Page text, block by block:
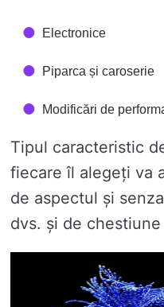
Electronice
Piparca și caroserie
Modificări de
Tipul caracteristic
fiecare îl alegeți va
de aspectul și
dvs. și de